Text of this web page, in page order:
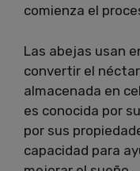
comienza el
Las abejas usan
convertir el
almacenada en
es conocida por
por sus
capacidad para